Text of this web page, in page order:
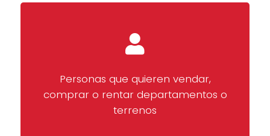
Personas que quieren vendar,
comprar o rentar departamentos o
terrenos